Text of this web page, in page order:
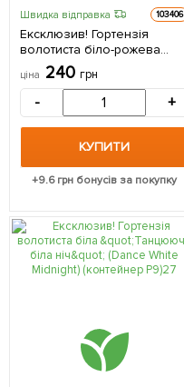
Швидка відправка 103406
Ексклюзив! Гортензія
волотиста біло-рожева
"Таємнича краса" (Mystery
Beauty) (красиво квітучий
упаковці
ціна 240 грн
- +
КУПИТИ
+9.6грн бонусів за покупку